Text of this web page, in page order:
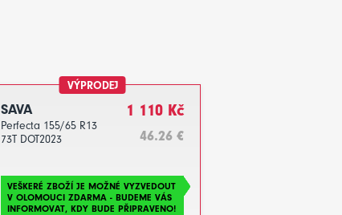
VÝPRODEJ
SAVA
Perfecta 155/65 R13
73T DOT2023
1 110 Kč
46.26 €
VEŠKERÉ ZBOŽÍ JE MOŽNÉ VYZVEDOUT
V OLOMOUCI ZDARMA - BUDEME VÁS
INFORMOVAT, KDY BUDE PŘIPRAVENO!